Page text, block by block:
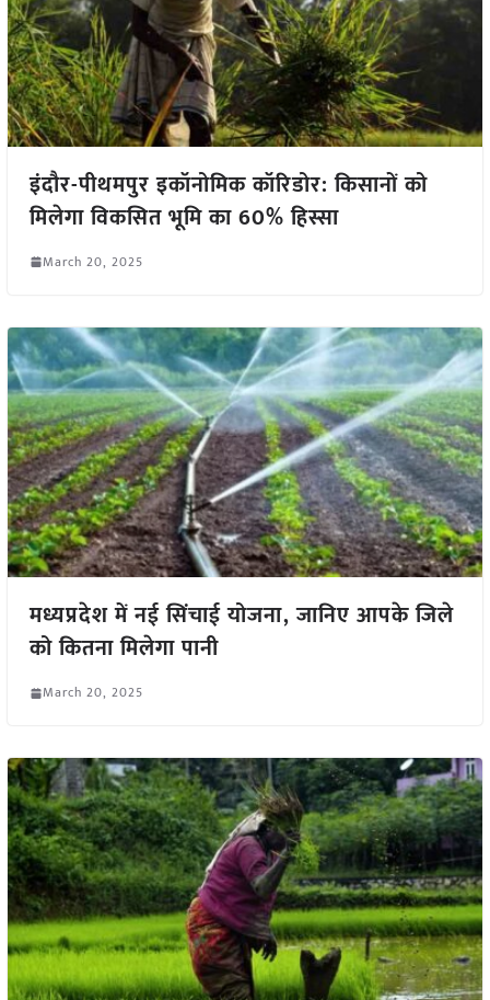
इंदौर-पीथमपुर इकॉनोमिक कॉरिडोर: किसानों को
मिलेगा विकसित भूमि का 60% हिस्सा
March 20, 2025
मध्यप्रदेश में नई सिंचाई योजना, जानिए आपके जिले
को कितना मिलेगा पानी
March 20, 2025